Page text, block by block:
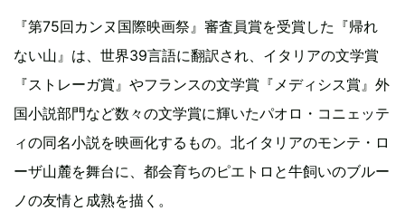
『第75回カンヌ国際映画祭』審査員賞を受賞した『帰れ
ない山』は、世界39言語に翻訳され、イタリアの文学賞
『ストレーガ賞』やフランスの文学賞『メディシス賞』外
国小説部門など数々の文学賞に輝いたパオロ・コニェッテ
ィの同名小説を映画化するもの。北イタリアのモンテ・ロ
ーザ山麓を舞台に、都会育ちのピエトロと牛飼いのブルー
ノの友情と成熟を描く。